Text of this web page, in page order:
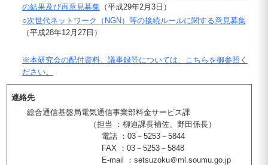
の結果及び再意見募集（平成29年2月3日）
○次世代ネットワーク（NGN）等の接続ルールに関する意見募集
（平成28年12月27日）
※本研究会の配付資料、議事録等については、こちらを御参照く
ださい。
連絡先
総合通信基盤局電気通信事業部料金サービス課
（担当 ：柳迫課長補佐、野田係長）
電話 ：03－5253－5844
FAX ：03－5253－5848
E-mail ：setsuzoku＠ml.soumu.go.jp